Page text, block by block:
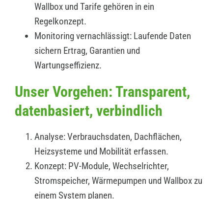
Wallbox und Tarife gehören in ein
Regelkonzept.
Monitoring vernachlässigt: Laufende Daten
sichern Ertrag, Garantien und
Wartungseffizienz.
Unser Vorgehen: Transparent,
datenbasiert, verbindlich
Analyse: Verbrauchsdaten, Dachflächen,
Heizsysteme und Mobilität erfassen.
Konzept: PV-Module, Wechselrichter,
Stromspeicher, Wärmepumpen und Wallbox zu
einem System planen.